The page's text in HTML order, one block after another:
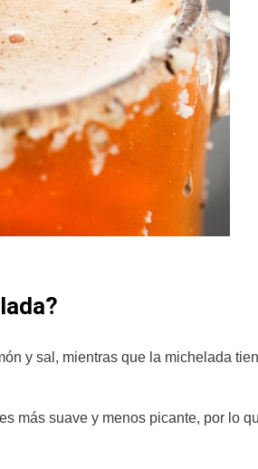
y sal, mientras que la michelada
más suave y menos picante, por lo